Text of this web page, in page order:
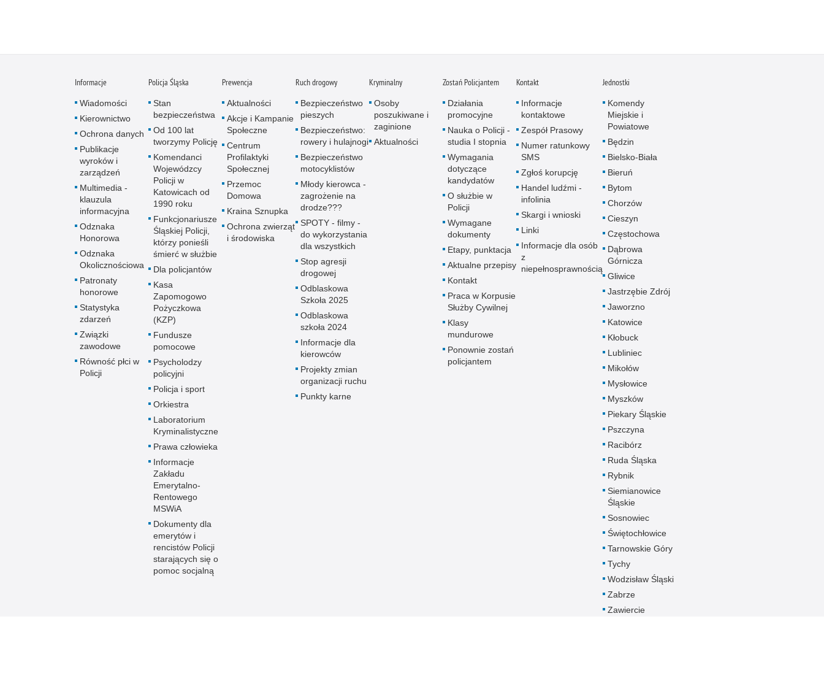
Informacje
Wiadomości
Kierownictwo
Ochrona danych
Publikacje
wyroków i
zarządzeń
Multimedia -
klauzula
informacyjna
Odznaka
Honorowa
Odznaka
Okolicznościowa
Patronaty
honorowe
Statystyka
zdarzeń
Związki
zawodowe
Równość płci w
Policji
Policja Śląska
Stan
bezpieczeństwa
Od 100 lat
tworzymy Policję
Komendanci
Wojewódzcy
Policji w
Katowicach od
1990 roku
Funkcjonariusze
Śląskiej Policji,
którzy ponieśli
śmierć w służbie
Dla policjantów
Kasa
Zapomogowo
Pożyczkowa
(KZP)
Fundusze
pomocowe
Psycholodzy
policyjni
Policja i sport
Orkiestra
Laboratorium
Kryminalistyczne
Prawa człowieka
Informacje
Zakładu
Emerytalno-
Rentowego
MSWiA
Dokumenty dla
emerytów i
rencistów Policji
starających się o
pomoc socjalną
Prewencja
Aktualności
Akcje i Kampanie
Społeczne
Centrum
Profilaktyki
Społecznej
Przemoc
Domowa
Kraina Sznupka
Ochrona zwierząt
i środowiska
Ruch drogowy
Bezpieczeństwo
pieszych
Bezpieczeństwo:
rowery i hulajnogi
Bezpieczeństwo
motocyklistów
Młody kierowca -
zagrożenie na
drodze???
SPOTY - filmy -
do wykorzystania
dla wszystkich
Stop agresji
drogowej
Odblaskowa
Szkoła 2025
Odblaskowa
szkoła 2024
Informacje dla
kierowców
Projekty zmian
organizacji ruchu
Punkty karne
Kryminalny
Osoby
poszukiwane i
zaginione
Aktualności
Zostań Policjantem
Działania
promocyjne
Nauka o Policji -
studia I stopnia
Wymagania
dotyczące
kandydatów
O służbie w
Policji
Wymagane
dokumenty
Etapy, punktacja
Aktualne przepisy
Kontakt
Praca w Korpusie
Służby Cywilnej
Klasy
mundurowe
Ponownie zostań
policjantem
Kontakt
Informacje
kontaktowe
Zespół Prasowy
Numer ratunkowy
SMS
Zgłoś korupcję
Handel ludźmi -
infolinia
Skargi i wnioski
Linki
Informacje dla osób
z
niepełnosprawnością
Jednostki
Komendy
Miejskie i
Powiatowe
Będzin
Bielsko-Biała
Bieruń
Bytom
Chorzów
Cieszyn
Częstochowa
Dąbrowa
Górnicza
Gliwice
Jastrzębie Zdrój
Jaworzno
Katowice
Kłobuck
Lubliniec
Mikołów
Mysłowice
Myszków
Piekary Śląskie
Pszczyna
Racibórz
Ruda Śląska
Rybnik
Siemianowice
Śląskie
Sosnowiec
Świętochłowice
Tarnowskie Góry
Tychy
Wodzisław Śląski
Zabrze
Zawiercie